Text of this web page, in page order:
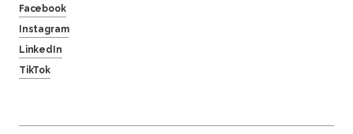
Facebook
Instagram
LinkedIn
TikTok